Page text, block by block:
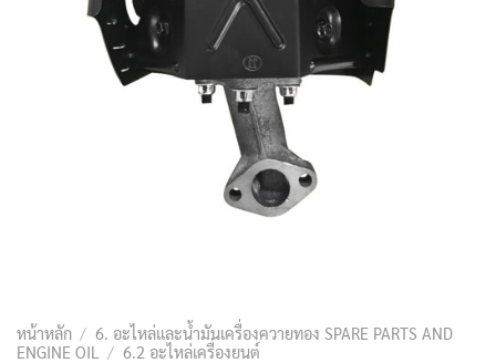
หน้าหลัก / 6. อะไหล่และน้ำมันเครื่องควายทอง SPARE PARTS AND
ENGINE OIL
/ 6.2 อะไหล่เครื่องยนต์